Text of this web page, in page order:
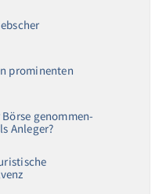
prominenten
genommen-
Anleger?